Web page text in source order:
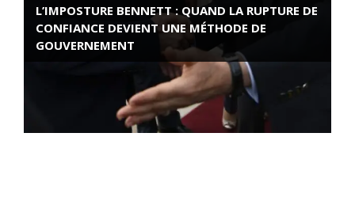
L’IMPOSTURE BENNETT : QUAND LA RUPTURE DE
CONFIANCE DEVIENT UNE MÉTHODE DE
GOUVERNEMENT
ROSE VALLAND, HEROÏNE DE LA RESISTANCE